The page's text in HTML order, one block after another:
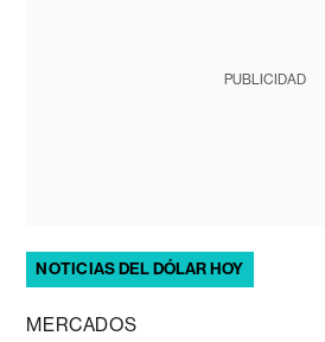
PUBLICIDAD
NOTICIAS DEL DÓLAR HOY
MERCADOS